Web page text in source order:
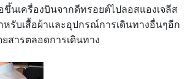
ขึ้นเครื่องบินจากดีทรอยต์ไปลอสแองเจลีส
หรับเสื้อผ้าและอุปกรณ์การเดินทางอื่นๆอีก
สารตลอดการเดินทาง